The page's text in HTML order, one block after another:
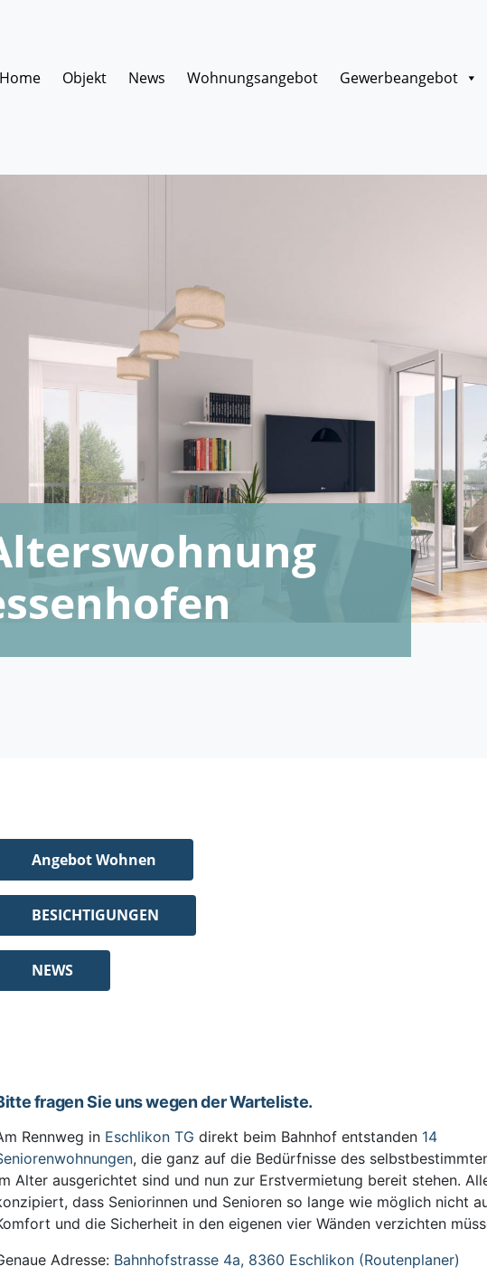
Home
Objekt News Wohnungsangebot Gewerbeangebot
Angebot Wohnen
BESICHTIGUNGEN
NEWS
fragen Sie uns wegen der Warteliste.
Rennweg in Eschlikon TG direkt beim Bahnhof entstanden 14
, die ganz auf die Bedürfnisse des
Alter ausgerichtet sind und nun zur Erstvermietung bereit stehen.
dass Seniorinnen und Senioren so lange wie möglich nicht
und die Sicherheit in den eigenen vier Wänden verzichten
Adresse: Bahnhofstrasse 4a, 8360 Eschlikon (Routenplaner)